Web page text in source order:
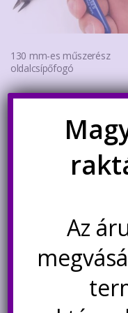
130 mm-es műszerész
oldalcsípőfogó
Kosárba teszem
Az